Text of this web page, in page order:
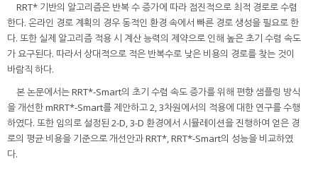
RRT* 기반의 알고리즘은 반복 수 증가에 따라 점진적으로 최적 경로로 수렴
한다. 온라인 경로 계획의 경우 동적인 환경 속에서 빠른 경로 생성을 필요로 한
다. 또한 실제 알고리즘 적용 시 계산 능력의 제약으로 인해 높은 초기 수렴 속도
가 요구된다. 따라서 상대적으로 적은 반복수로 낮은 비용의 경로를 찾는 것이
바람직 하다.
본 논문에서는 RRT*-Smart의 초기 수렴 속도 증가를 위해 편향 샘플링 방식
을 개선한 mRRT*-Smart를 제안하고 2, 3차원에서의 적용에 대한 연구를 수행
하였다. 또한 임의로 설정된 2-D, 3-D 환경에서 시뮬레이션을 진행하여 얻은 경
로의 평균 비용을 기준으로 개선안과 RRT*, RRT*-Smart의 성능을 비교하였
다.